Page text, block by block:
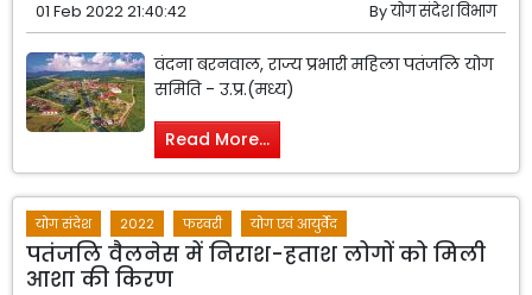
01 Feb 2022 21:40:42 Byयोग संदेश विभाग
वंदना बरनवाल, राज्य प्रभारी महिला पतंजलि योग
समिति - उ.प्र.(मध्य)
Read More...
योग संदेश 2022 फरवरी योग एवं आयुर्वेद
पतंजलि वैलनेस में निराश-हताश लोगों को मिली
आशा की किरण